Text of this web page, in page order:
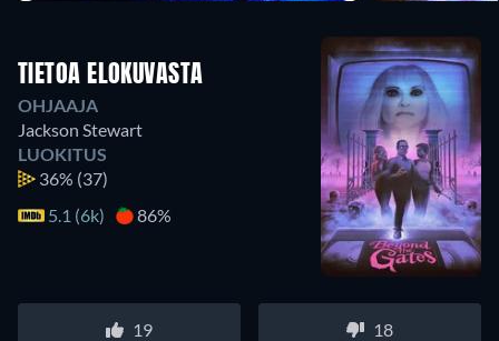
TIETOA ELOKUVASTA
OHJAAJA
Jackson Stewart
LUOKITUS
36% (37)
5.1 (6k)
86%
19 18